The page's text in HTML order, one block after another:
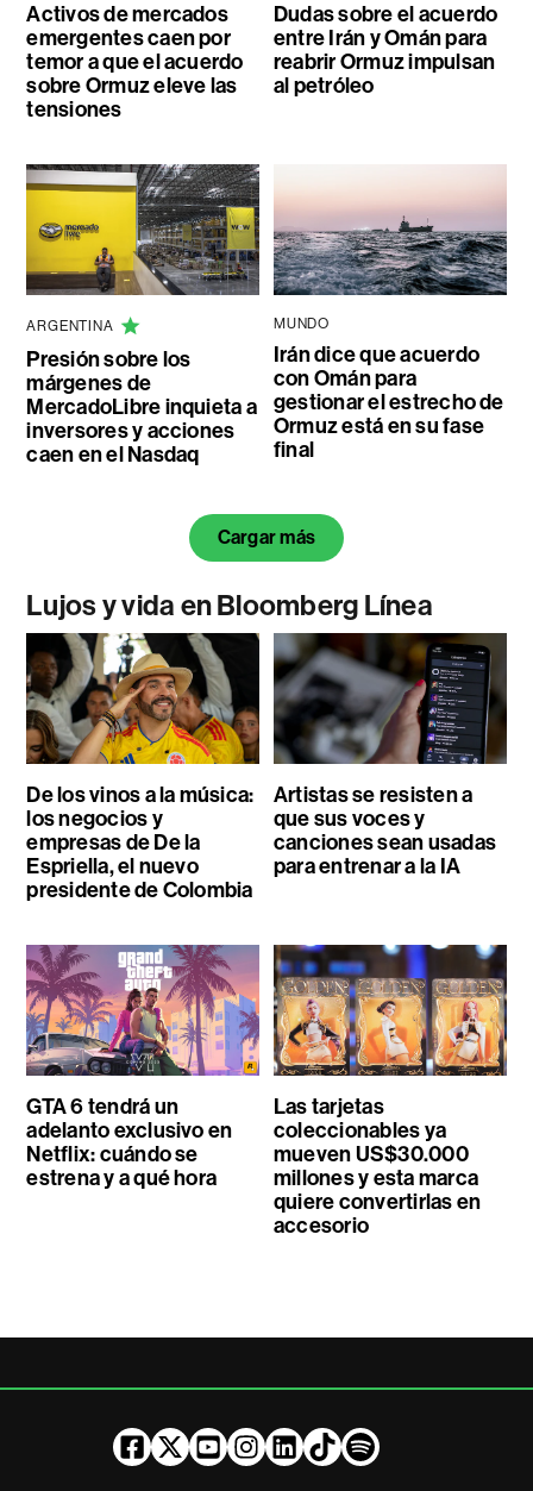
Activos de mercados
emergentes caen por
temor a que el acuerdo
sobre Ormuz eleve las
tensiones
Dudas sobre el acuerdo
entre Irán y Omán para
reabrir Ormuz impulsan
al petróleo
ARGENTINA
Presión sobre los
márgenes de
MercadoLibre inquieta a
inversores y acciones
caen en el Nasdaq
MUNDO
Irán dice que acuerdo
con Omán para
gestionar el estrecho de
Ormuz está en su fase
final
Cargar más
Lujos y vida en Bloomberg Línea
De los vinos a la música:
los negocios y
empresas de De la
Espriella, el nuevo
presidente de Colombia
Artistas se resisten a
que sus voces y
canciones sean usadas
para entrenar a la IA
GTA 6 tendrá un
adelanto exclusivo en
Netflix: cuándo se
estrena y a qué hora
Las tarjetas
coleccionables ya
mueven US$30.000
millones y esta marca
quiere convertirlas en
accesorio